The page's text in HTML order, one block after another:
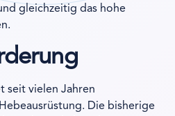
gleichzeitig das hohe
seit vielen Jahren
Die bisherige